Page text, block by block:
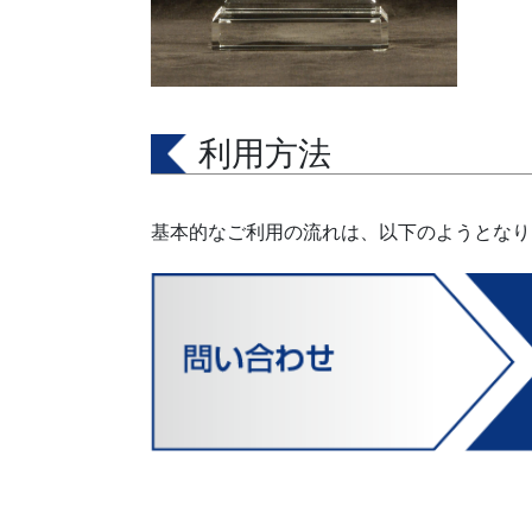
利用方法
基本的なご利用の流れは、以下のようとな